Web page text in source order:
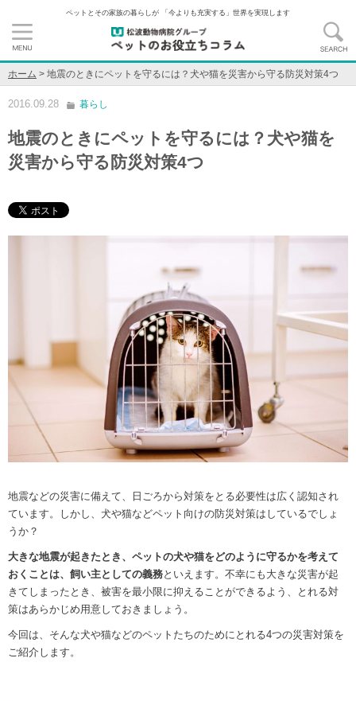
ペットとその家族の暮らしが 「今よりも充実する」世界を実現します
ホーム > 地震のときにペットを守るには？犬や猫を災害から守る防災対策4つ
2016.09.28 暮らし
地震のときにペットを守るには？犬や猫を
災害から守る防災対策4つ
地震などの災害に備えて、日ごろから対策をとる必要性は広く認知され
ています。しかし、犬や猫などペット向けの防災対策はしているでしょ
うか？
大きな地震が起きたとき、ペットの犬や猫をどのように守るかを考えて
おくことは、飼い主としての義務といえます。不幸にも大きな災害が起
きてしまったとき、被害を最小限に抑えることができるよう、とれる対
策はあらかじめ用意しておきましょう。
今回は、そんな犬や猫などのペットたちのためにとれる4つの災害対策を
ご紹介します。